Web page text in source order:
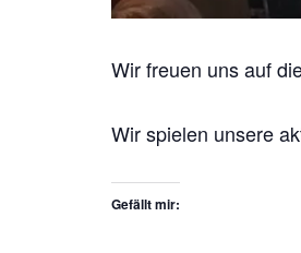
Wir freuen uns auf
Wir spielen unsere
Gefällt mir: